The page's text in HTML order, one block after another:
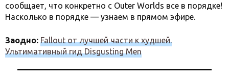
сообщает, что конкретно с Outer Worlds все в порядке!
Насколько в порядке — узнаем в прямом эфире.
Заодно: Fallout от лучшей части к худшей.
Ультимативный гид Disgusting Men